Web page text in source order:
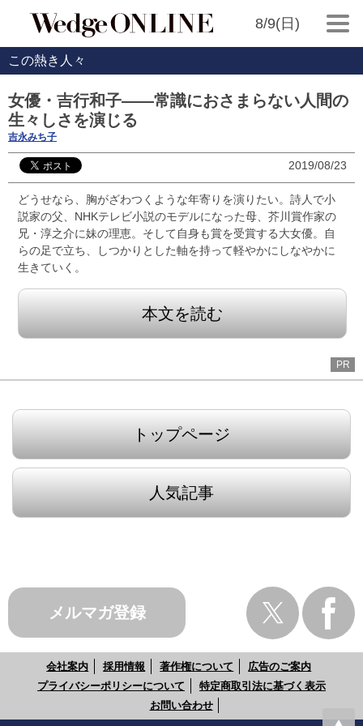
8/9(日)
この熱き人々
女優・吉行和子――常識におさまらない人間の
生々しさを演じる
吉永みち子
2019/08/23
どうせなら、胸がざわつくような年寄りを演りたい。詩人で小
説家の父、NHKテレビ小説のモデルになった母、芥川賞作家の
兄・淳之介に妹の理恵。そして自身も賞を受賞する大女優。自
らの足で立ち、しつかりとした軸を持って軽やかにしなやかに
生きていく。
本文を読む
PR
トップページ
人気記事
メルマガ登録
会社案内 採用情報 著作権について
広告のご案内
プライバシーポリシーについて
特定商取引法に基づく表示
お問い合わせ